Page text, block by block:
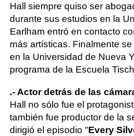
Hall siempre quiso ser
durante sus estudios en la
Earlham entró en contacto
más artísticas. Finalmente
en la Universidad de Nueva
programa de la Escuela
.- Actor detrás de las
Hall no sólo fue el
también fue productor de la
dirigió el episodio "Every